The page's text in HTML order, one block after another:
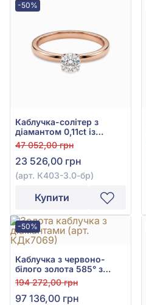
-50%
Каблучка-солітер з
діамантом 0,11ct із
червоного золота 585°,
арт. К403-3.0-бр
47 052,00 грн
23 526,00 грн
(арт. К403-3.0-бр)
Купити
-50%
Каблучка з червоно-
білого золота 585° з
діамантом 0,75ct, арт.
КДк7069
194 272,00 грн
97 136,00 грн